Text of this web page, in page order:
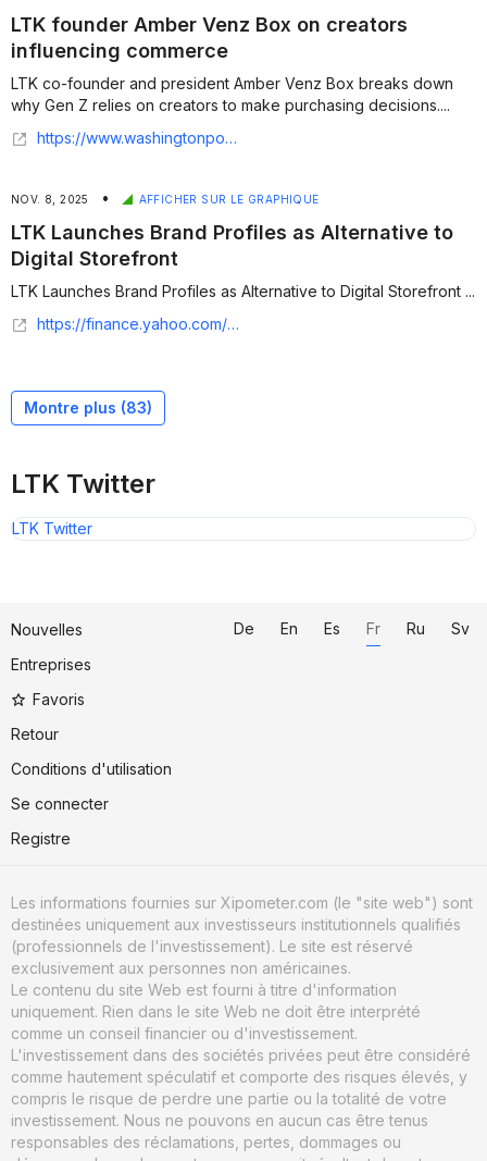
LTK founder Amber Venz Box on creators
influencing commerce
LTK co-founder and president Amber Venz Box breaks down
why Gen Z relies on creators to make purchasing decisions....
https://www.washingtonpost.com/video/washington-post-live/ltk-founder-amber-venz-box-on-creators-influencing-commerce/2025/12/01/1f88ae4d-7fe2-4ea2-a5b8-469eaa3c8f3b_video.html
NOV. 8, 2025 • AFFICHER SUR LE GRAPHIQUE
LTK Launches Brand Profiles as Alternative to
Digital Storefront
LTK Launches Brand Profiles as Alternative to Digital Storefront ...
https://finance.yahoo.com/video/ltk-launches-brand-profiles-alternative-202410050.html
Montre plus (83)
LTK Twitter
LTK Twitter
Nouvelles
Entreprises
Favoris
Retour
Conditions d'utilisation
Se connecter
Registre
De En Es Fr Ru Sv
Les informations fournies sur Xipometer.com (le "site web") sont
destinées uniquement aux investisseurs institutionnels qualifiés
(professionnels de l'investissement). Le site est réservé
exclusivement aux personnes non américaines.
Le contenu du site Web est fourni à titre d'information
uniquement. Rien dans le site Web ne doit être interprété
comme un conseil financier ou d'investissement.
L'investissement dans des sociétés privées peut être considéré
comme hautement spéculatif et comporte des risques élevés, y
compris le risque de perdre une partie ou la totalité de votre
investissement. Nous ne pouvons en aucun cas être tenus
responsables des réclamations, pertes, dommages ou